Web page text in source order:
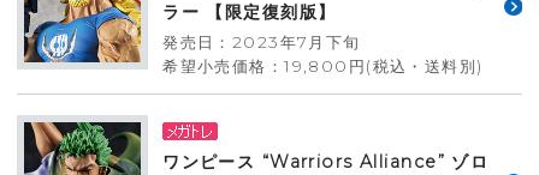
ラー 【限定復刻版】
発売日：2023年7月下旬
希望小売価格：19,800円(税込・送料別)
ワンピース “Warriors Alliance” ゾロ